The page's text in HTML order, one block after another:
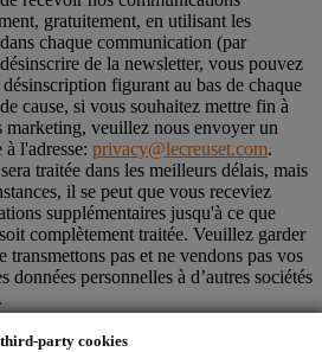
third-party cookies
gratuitement, en utilisant les
chaque communication (par
de la newsletter, vous pouvez
figurant au bas de chaque
cause, si vous souhaitez mettre fin à
marketing, veuillez nous envoyer un
l'adresse: privacy@lecreuset.com.
traitée dans les meilleurs délais, mais
il se peut que vous receviez
supplémentaires jusqu'à ce que
complètement traitée. Veuillez garder
transmettons pas et ne vendons pas vos
données personnelles à d’autres sociétés
/ LA PERSONNALISATION DE
AINSI L’EXPÉRIENCE